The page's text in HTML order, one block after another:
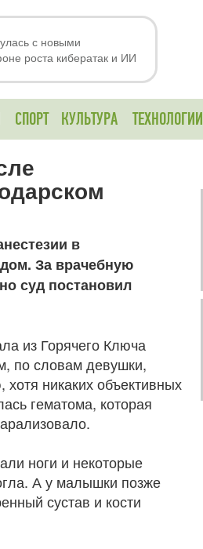
с новыми
роста кибератак и ИИ
СПОРТ КУЛЬТУРА ТЕХНОЛОГИИ
в
За врачебную
суд постановил
из Горячего Ключа
по словам девушки,
никаких объективных
гематома, которая
ноги и некоторые
А у малышки позже
сустав и кости